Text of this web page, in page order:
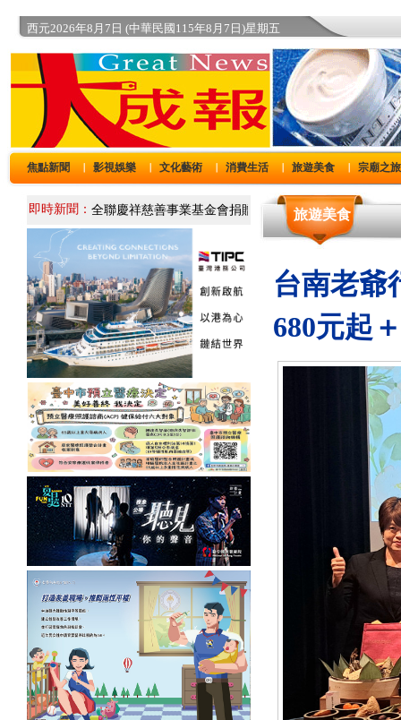
西元2026年8月7日 (中華民國115年8月7日)星期五
焦點新聞 影視娛樂 文化藝術 消費生活 旅遊美食 宗廟之旅
即時新聞： 旅遊美食
台南老爺
680元起